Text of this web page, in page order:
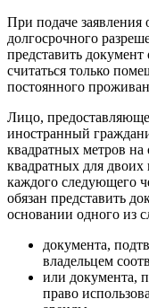
При подаче заявления
долгосрочного
представить
считаться только
постоянного
Лицо,
иностранный
квадратных метров на
квадратных для двоих
каждого следующего
обязан представить
основании одного из
документа,
владельцем
или документа,
право